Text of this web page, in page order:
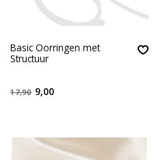
Basic Oorringen met
Structuur
17,90 9,00